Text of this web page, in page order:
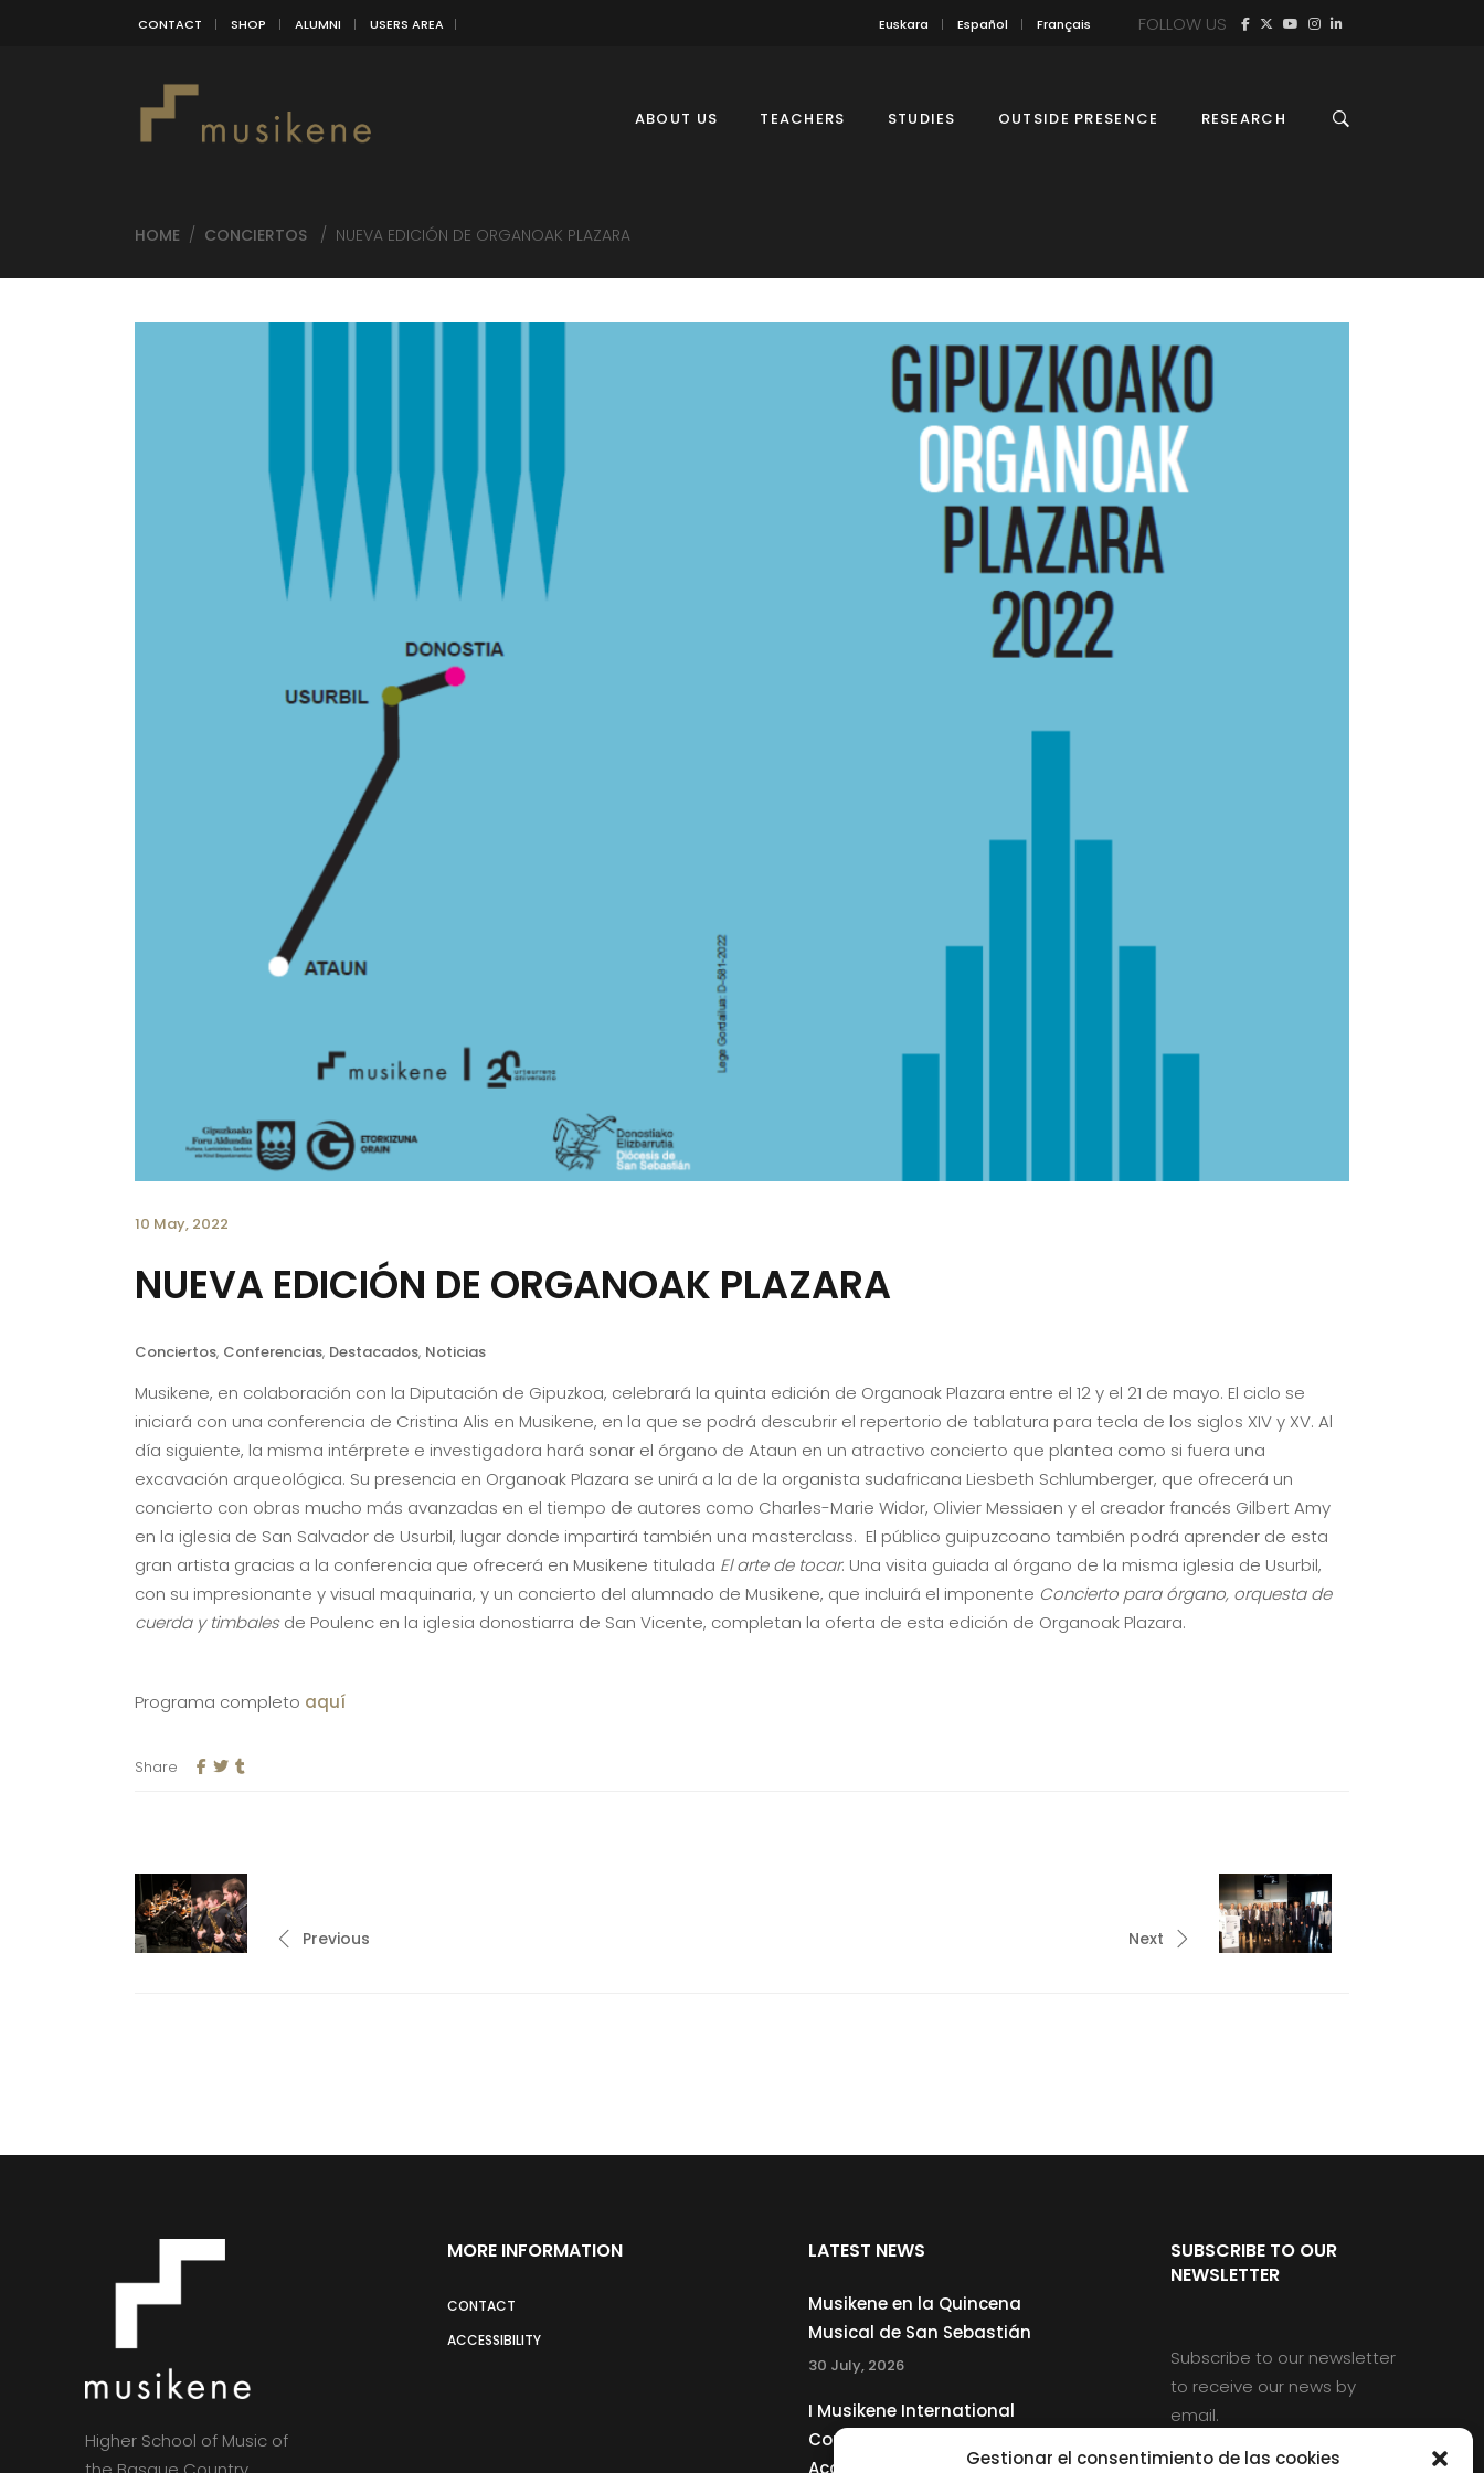
Gestionar el consentimiento de las cookies
CONTACT SHOP ALUMNI USERS AREA Euskara Español Français FOLLOW US
ABOUT US TEACHERS STUDIES OUTSIDE PRESENCE RESEARCH
HOME / CONCIERTOS / NUEVA EDICIÓN DE ORGANOAK PLAZARA
10 May, 2022
NUEVA EDICIÓN DE ORGANOAK PLAZARA
Conciertos, Conferencias, Destacados, Noticias
Musikene, en colaboración con la Diputación de Gipuzkoa, celebrará la quinta edición de Organoak Plazara entre el 12 y el 21 de mayo. El ciclo se
iniciará con una conferencia de Cristina Alis en Musikene, en la que se podrá descubrir el repertorio de tablatura para tecla de los siglos XIV y XV. Al
día siguiente, la misma intérprete e investigadora hará sonar el órgano de Ataun en un atractivo concierto que plantea como si fuera una
excavación arqueológica. Su presencia en Organoak Plazara se unirá a la de la organista sudafricana Liesbeth Schlumberger, que ofrecerá un
concierto con obras mucho más avanzadas en el tiempo de autores como Charles-Marie Widor, Olivier Messiaen y el creador francés Gilbert Amy
en la iglesia de San Salvador de Usurbil, lugar donde impartirá también una masterclass. El público guipuzcoano también podrá aprender de esta
gran artista gracias a la conferencia que ofrecerá en Musikene titulada El arte de tocar. Una visita guiada al órgano de la misma iglesia de Usurbil,
con su impresionante y visual maquinaria, y un concierto del alumnado de Musikene, que incluirá el imponente Concierto para órgano, orquesta de
cuerda y timbalesde Poulenc en la iglesia donostiarra de San Vicente, completan la oferta de esta edición de Organoak Plazara.
Programa completo aquí
Share
Previous Next
Higher School of Music of
MORE INFORMATION
CONTACT
ACCESSIBILITY
LATEST NEWS
Musikene en la Quincena
Musical de San Sebastián
30 July, 2026
I Musikene International
Competition for Young
Accordionists
SUBSCRIBE TO OUR
NEWSLETTER
Subscribe to our newsletter
to receive our news by
email.